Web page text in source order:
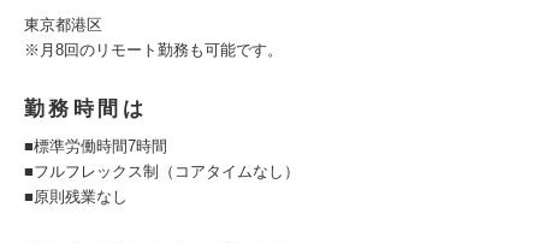
東京都港区
※月8回のリモート勤務も可能です。
勤務時間は
■標準労働時間7時間
■フルフレックス制（コアタイムなし）
■原則残業なし